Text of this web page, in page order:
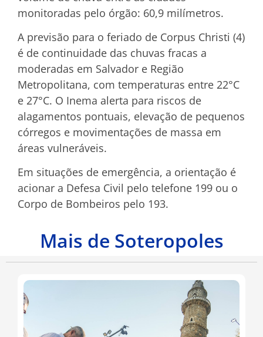
monitoradas pelo órgão: 60,9 milímetros.
A previsão para o feriado de Corpus Christi (4)
é de continuidade das chuvas fracas a
moderadas em Salvador e Região
Metropolitana, com temperaturas entre 22°C
e 27°C. O Inema alerta para riscos de
alagamentos pontuais, elevação de pequenos
córregos e movimentações de massa em
áreas vulneráveis.
Em situações de emergência, a orientação é
acionar a Defesa Civil pelo telefone 199 ou o
Corpo de Bombeiros pelo 193.
Mais de Soteropoles